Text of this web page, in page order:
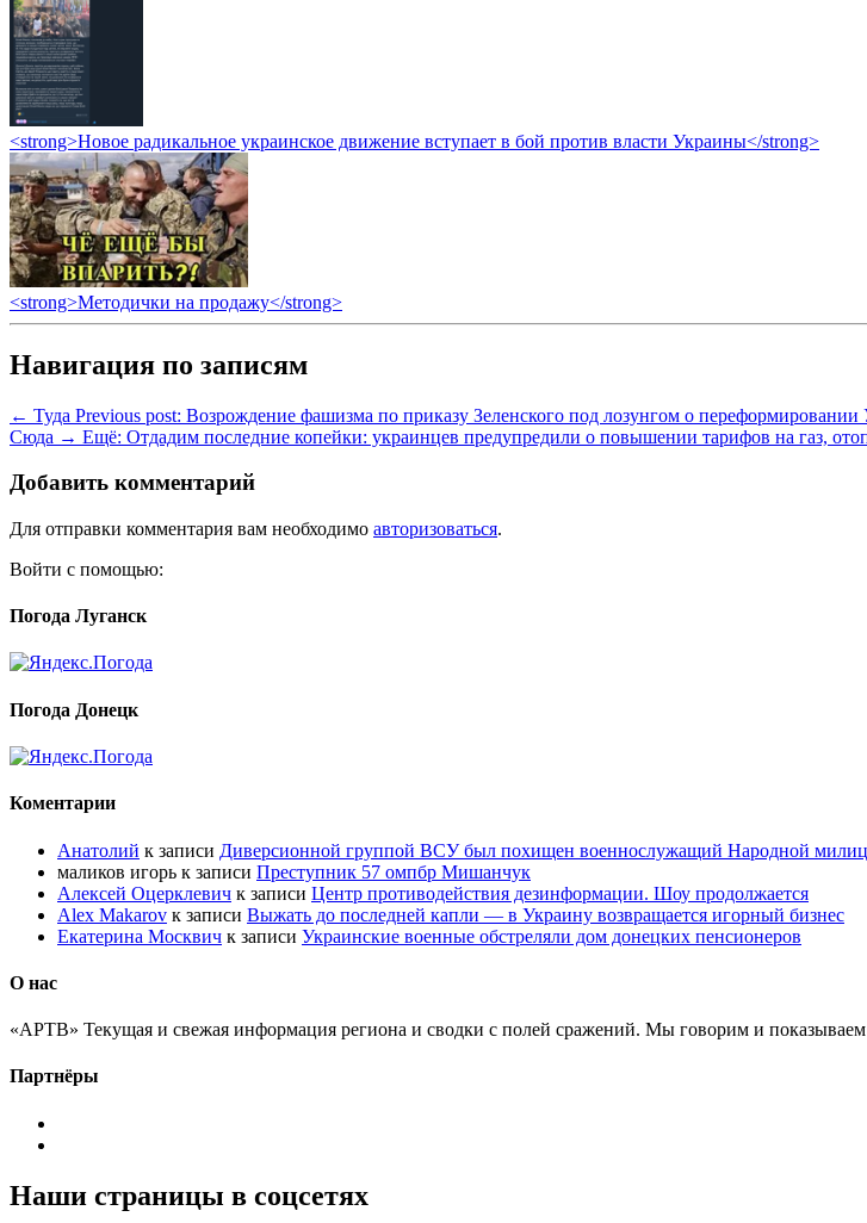
<strong>Новое радикальное украинское движение вступает в бой против власти Украины</strong>
<strong>Методички на продажу</strong>
Навигация по записям
← Туда Previous post: Возрождение фашизма по приказу Зеленского под лозунгом о переформировании
Сюда → Ещё: Отдадим последние копейки: украинцев предупредили о повышении тарифов на газ,
Добавить комментарий
Для отправки комментария вам необходимо авторизоваться.
Войти с помощью:
Погода Луганск
Погода Донецк
Коментарии
Анатолий к записи Диверсионной группой ВСУ был похищен военнослужащий Народной
маликов игорь к записи Преступник 57 омпбр Мишанчук
Алексей Оцерклевич к записи Центр противодействия дезинформации. Шоу продолжается
Alex Makarov к записи Выжать до последней капли — в Украину возвращается игорный бизнес
Екатерина Москвич к записи Украинские военные обстреляли дом донецких пенсионеров
О нас
«АРТВ» Текущая и свежая информация региона и сводки с полей сражений. Мы говорим и
Партнёры
Наши страницы в соцсетях